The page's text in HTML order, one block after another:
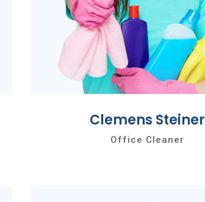
Clemens Steiner
Office Cleaner